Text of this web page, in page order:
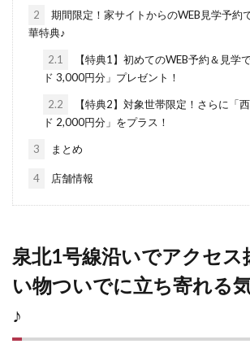
2
期間限定！家サイトからのWEB見学予約
華特典♪
2.1
【特典1】初めてのWEB予約＆見学
ド 3,000円分」プレゼント！
2.2
【特典2】対象世帯限定！さらに「
ド 2,000円分」をプラス！
3 まとめ
4 店舗情報
泉北1号線沿いでアクセス
い物ついでに立ち寄れる
♪